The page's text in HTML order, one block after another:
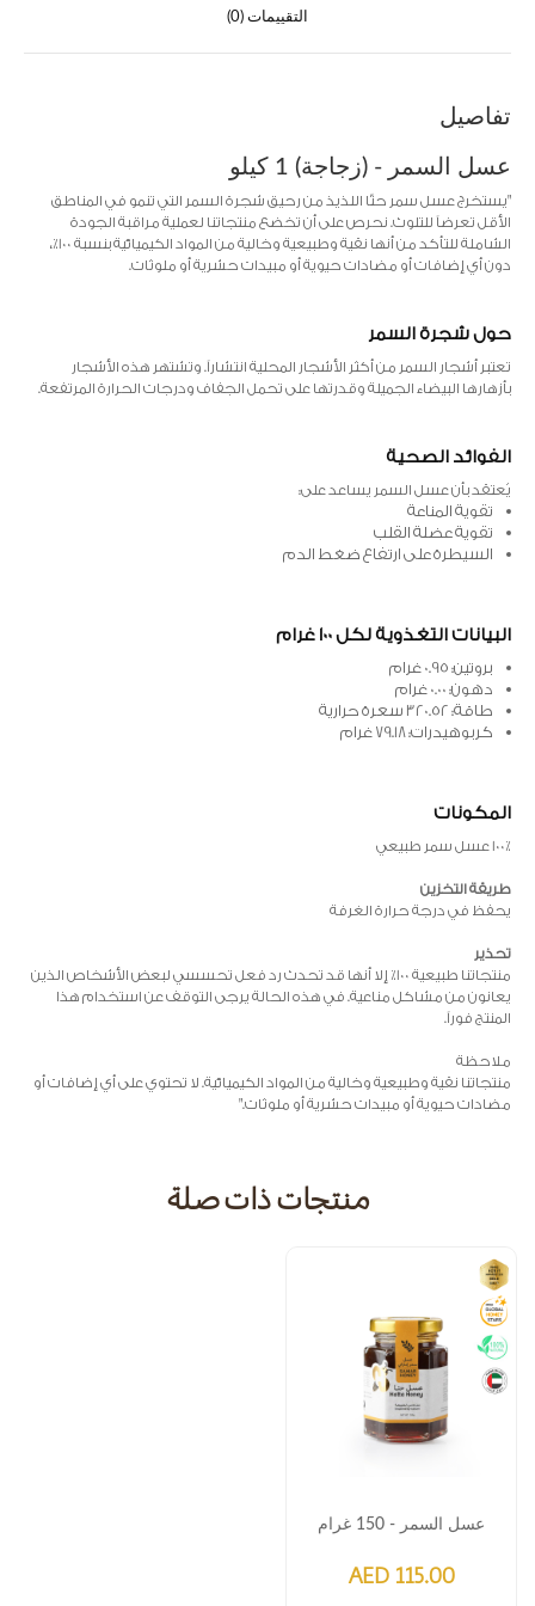
التقييمات (0)
تفاصيل
عسل السمر - (زجاجة) 1 كيلو
"يستخرج عسل سمر حتّا اللذيذ من رحيق شجرة السمر التي تنمو في المناطق
الأقل تعرضاً للتلوث. نحرص على أن تخضع منتجاتنا لعملية مراقبة الجودة
الشاملة للتأكد من أنها نقية وطبيعية وخالية من المواد الكيميائية بنسبة 100٪،
دون أي إضافات أو مضادات حيوية أو مبيدات حشرية أو ملوثات.
حول شجرة السمر
تعتبر أشجار السمر من أكثر الأشجار المحلية انتشاراً. وتشتهر هذه الأشجار
بأزهارها البيضاء الجميلة وقدرتها على تحمل الجفاف ودرجات الحرارة المرتفعة.
الفوائد الصحية
يُعتقد بأن عسل السمر يساعد على:
تقوية المناعة
تقوية عضلة القلب
السيطرة على ارتفاع ضغط الدم
البيانات التغذوية لكل 100 غرام
بروتين: 0.95 غرام
دهون: 0.00 غرام
طاقة: 320.52 سعرة حرارية
كربوهيدرات: 79.18 غرام
المكونات
100٪ عسل سمر طبيعي
طريقة التخزين
يحفظ في درجة حرارة الغرفة
تحذير
منتجاتنا طبيعية 100٪ إلا أنها قد تحدث رد فعل تحسسي لبعض الأشخاص الذين
يعانون من مشاكل مناعية. في هذه الحالة يرجى التوقف عن استخدام هذا
المنتج فوراً.
ملاحظة
منتجاتنا نقية وطبيعية وخالية من المواد الكيميائية. لا تحتوي على أي إضافات أو
مضادات حيوية أو مبيدات حشرية أو ملوثات."
منتجات ذات صلة
عسل السمر - 150 غرام
AED 115.00